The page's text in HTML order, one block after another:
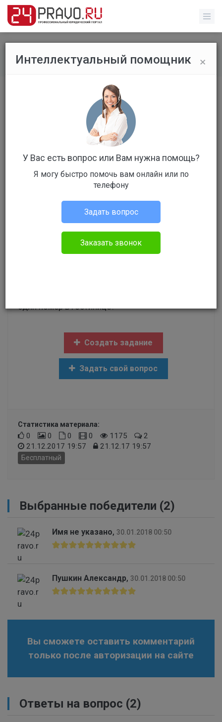
Все вопросы / Гражданское право
Смогут поселить нас в гостинице в
Вопрос уже решен
Ответов: 2
Гражданское право
один номер в гостинице?
Создать задание
Задать свой вопрос
Статистика материала:
0 0 0 0 1175
2
21.12.2017 19:57
21.12.17 19:57
Бесплатный
Выбранные победители (2)
Имя не указано, 30.01.2018 00:50
Пушкин Александр, 30.01.2018 00:50
Вы сможете оставить комментарий
только после авторизации на сайте
Ответы на вопрос (2)
×
Интеллектуальный помощник
У Вас есть вопрос или Вам нужна помощь?
Я могу быстро помочь вам онлайн или по
телефону
Задать вопрос
Заказать звонок